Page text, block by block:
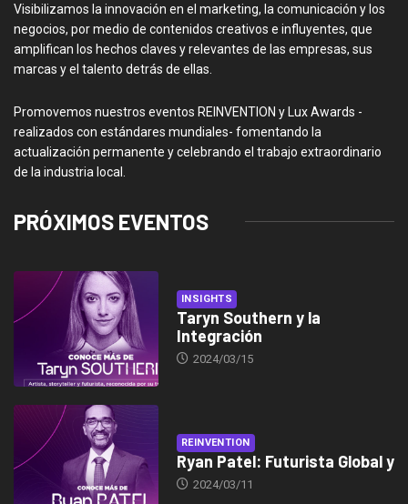
Visibilizamos la innovación en el marketing, la comunicación y los
negocios, por medio de contenidos creativos e influyentes, que
amplifican los hechos claves y relevantes de las empresas, sus
marcas y el talento detrás de ellas.
Promovemos nuestros eventos REINVENTION y Lux Awards -
realizados con estándares mundiales- fomentando la
actualización permanente y celebrando el trabajo extraordinario
de la industria local.
PRÓXIMOS EVENTOS
INSIGHTS
Taryn Southern y la
Integración
2024/03/15
REINVENTION
Ryan Patel: Futurista Global y
2024/03/11